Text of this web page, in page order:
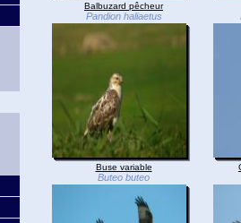
Balbuzard pêcheur
Pandion haliaetus
Buse variable
Buteo buteo